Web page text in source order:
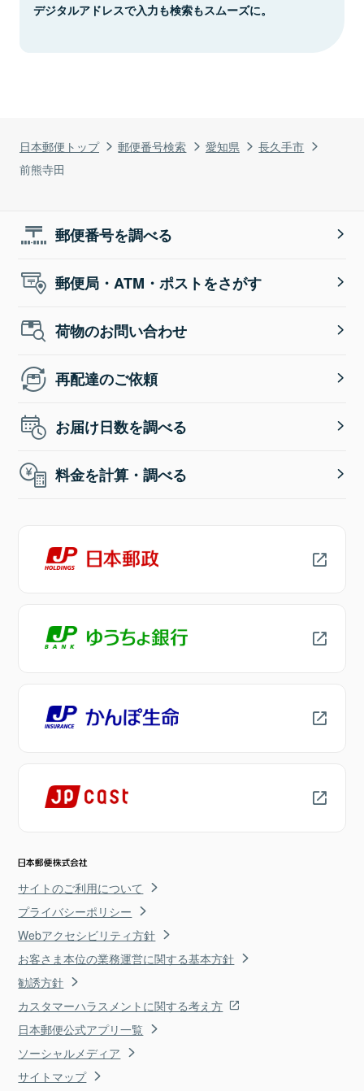
日本郵便トップ 郵便番号検索 愛知県
長久手市
前熊寺田
デジタルアドレスで入力も検索もスムーズに。
郵便番号を調べる
郵便局・ATM・ポストをさがす
荷物のお問い合わせ
再配達のご依頼
お届け日数を調べる
料金を計算・調べる
サイトのご利用について
プライバシーポリシー
Webアクセシビリティ方針
お客さま本位の業務運営に関する基本方針
勧誘方針
カスタマーハラスメントに関する考え方
日本郵便公式アプリ一覧
ソーシャルメディア
サイトマップ